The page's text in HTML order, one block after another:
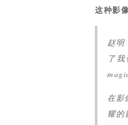
这种影
赵明
了
在影
耀